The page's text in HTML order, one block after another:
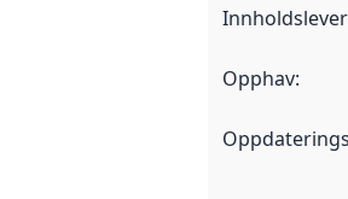
Opphav: